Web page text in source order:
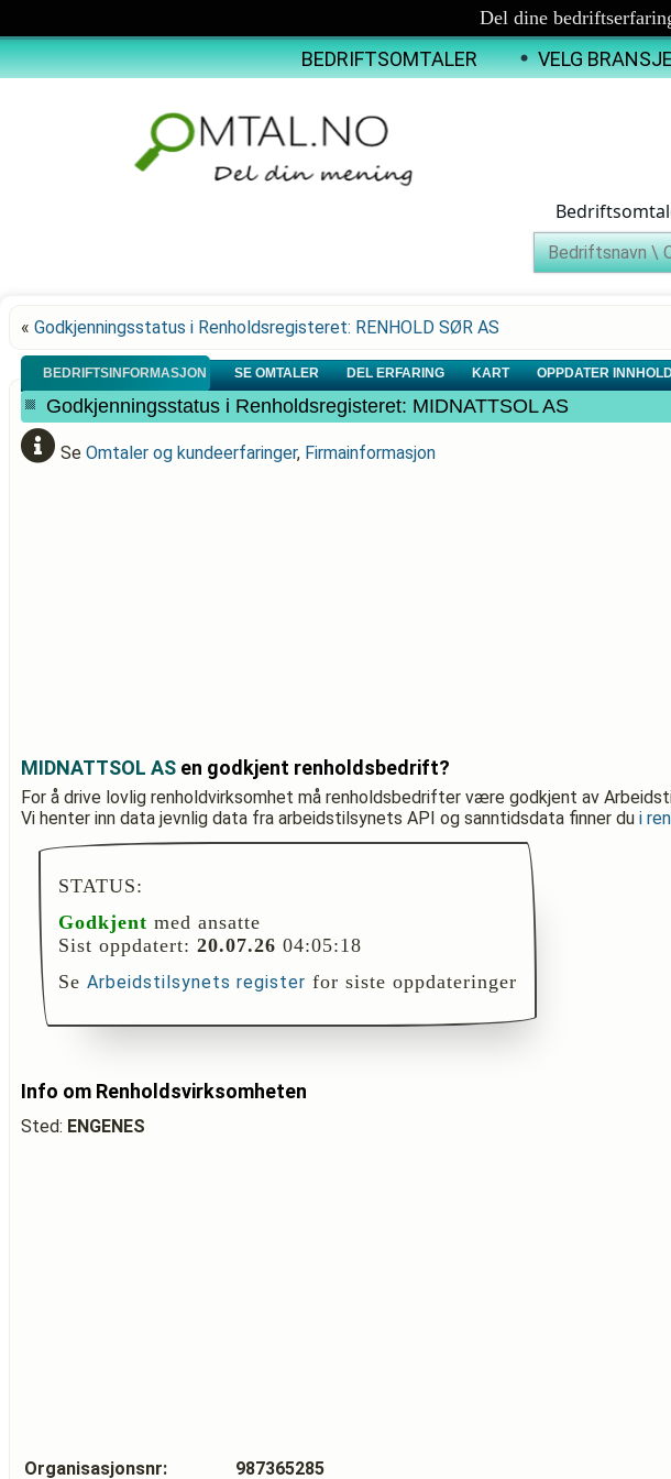
Del dine
BEDRIFTSOMTALER VELG
« Godkjenningsstatus i Renholdsregisteret: RENHOLD SØR AS
BEDRIFTSINFORMASJON SE OMTALER DEL ERFARING KART OPPDATER
Godkjenningsstatus i Renholdsregisteret: MIDNATTSOL AS
Se Omtaler og kundeerfaringer, Firmainformasjon
MIDNATTSOL AS en godkjent renholdsbedrift?
For å drive lovlig renholdvirksomhet må renholdsbedrifter være godkjent av
Vi henter inn data jevnlig data fra arbeidstilsynets API og sanntidsdata finner du i
STATUS:
Godkjent med ansatte
Sist oppdatert: 20.07.26 04:05:18
Se Arbeidstilsynets register for siste oppdateringer
Info om Renholdsvirksomheten
Sted: ENGENES
Organisasjonsnr:
987365285